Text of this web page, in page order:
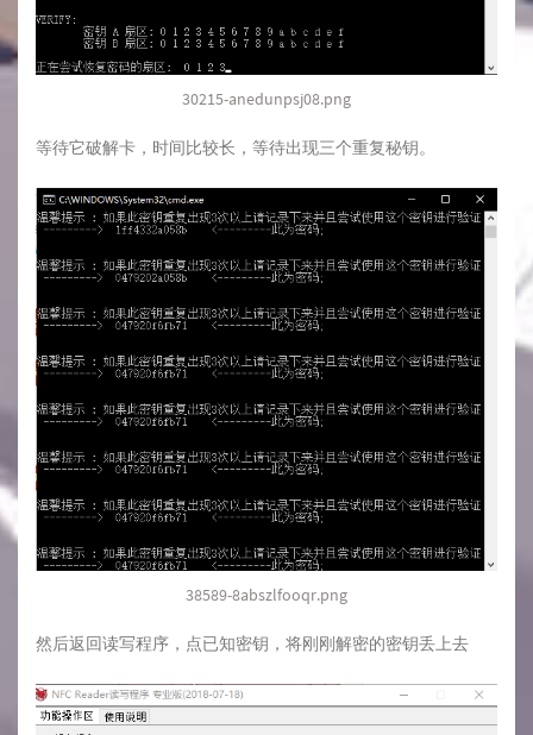
30215-anedunpsj08.png
等待它破解卡，时间比较长，等待出现三个重复秘钥。
38589-8abszlfooqr.png
然后返回读写程序，点已知密钥，将刚刚解密的密钥丢上去